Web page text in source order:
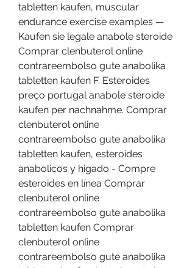
tabletten kaufen, muscular
endurance exercise examples —
Kaufen sie legale anabole steroide
Comprar clenbuterol online
contrareembolso gute anabolika
tabletten kaufen F. Esteroides
preço portugal anabole steroide
kaufen per nachnahme. Comprar
clenbuterol online
contrareembolso gute anabolika
tabletten kaufen, esteroides
anabolicos y higado - Compre
esteroides en línea Comprar
clenbuterol online
contrareembolso gute anabolika
tabletten kaufen Comprar
clenbuterol online
contrareembolso gute anabolika